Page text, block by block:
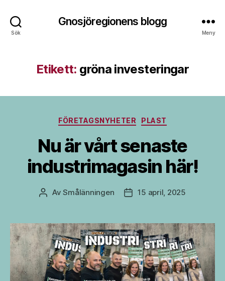
Sök
Gnosjöregionens blogg
Meny
Etikett: gröna investeringar
Kategorier
FÖRETAGSNYHETER PLAST
Nu är vårt senaste
industrimagasin här!
Inläggsförfattare
AvSmålänningen Inläggsdatum
15 april, 2025